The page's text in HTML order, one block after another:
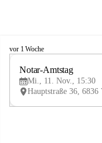
V
vor 1 Woche
Notar-Amtstag
Mi., 11. Nov., 15:30